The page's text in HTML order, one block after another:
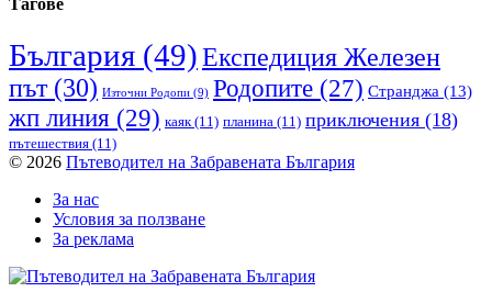
Тагове
България (49)Експедиция Железен
път(30) Източни Родопи (9) Родопите (27) Странджа (13)
жп линия (29) каяк(11) планина (11) приключения (18)
пътешествия (11)
© 2026 Пътеводител на Забравената България
За нас
Условия за ползване
За реклама